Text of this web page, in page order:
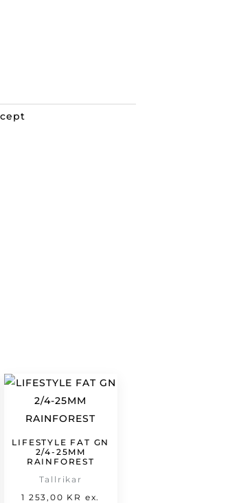
LIFESTYLE FAT GN
2/4-25MM
RAINFOREST
Tallrikar
1 253,00 KR ex.